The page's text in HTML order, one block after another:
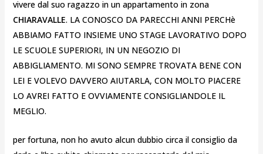
vivere dal suo ragazzo in un appartamento in zona
CHIARAVALLE. LA CONOSCO DA PARECCHI ANNI PERCHè
ABBIAMO FATTO INSIEME UNO STAGE LAVORATIVO DOPO
LE SCUOLE SUPERIORI, IN UN NEGOZIO DI
ABBIGLIAMENTO. MI SONO SEMPRE TROVATA BENE CON
LEI E VOLEVO DAVVERO AIUTARLA, CON MOLTO PIACERE
LO AVREI FATTO E OVVIAMENTE CONSIGLIANDOLE IL
MEGLIO.
per fortuna, non ho avuto alcun dubbio circa il consiglio da